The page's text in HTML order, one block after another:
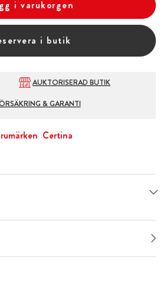
i varukorgen
i butik
AUKTORISERAD BUTIK
& GARANTI
Certina